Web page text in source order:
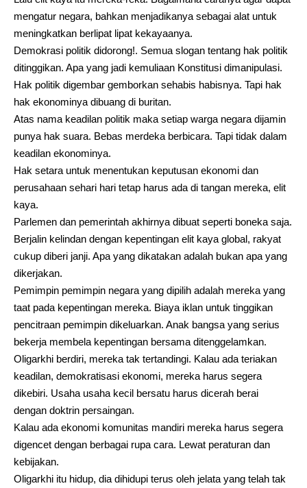
mengatur negara, bahkan menjadikanya sebagai alat untuk
meningkatkan berlipat lipat kekayaanya.
Demokrasi politik didorong!. Semua slogan tentang hak politik
ditinggikan. Apa yang jadi kemuliaan Konstitusi dimanipulasi.
Hak politik digembar gemborkan sehabis habisnya. Tapi hak
hak ekonominya dibuang di buritan.
Atas nama keadilan politik maka setiap warga negara dijamin
punya hak suara. Bebas merdeka berbicara. Tapi tidak dalam
keadilan ekonominya.
Hak setara untuk menentukan keputusan ekonomi dan
perusahaan sehari hari tetap harus ada di tangan mereka, elit
kaya.
Parlemen dan pemerintah akhirnya dibuat seperti boneka saja.
Berjalin kelindan dengan kepentingan elit kaya global, rakyat
cukup diberi janji. Apa yang dikatakan adalah bukan apa yang
dikerjakan.
Pemimpin pemimpin negara yang dipilih adalah mereka yang
taat pada kepentingan mereka. Biaya iklan untuk tinggikan
pencitraan pemimpin dikeluarkan. Anak bangsa yang serius
bekerja membela kepentingan bersama ditenggelamkan.
Oligarkhi berdiri, mereka tak tertandingi. Kalau ada teriakan
keadilan, demokratisasi ekonomi, mereka harus segera
dikebiri. Usaha usaha kecil bersatu harus dicerah berai
dengan doktrin persaingan.
Kalau ada ekonomi komunitas mandiri mereka harus segera
digencet dengan berbagai rupa cara. Lewat peraturan dan
kebijakan.
Oligarkhi itu hidup, dia dihidupi terus oleh jelata yang telah tak